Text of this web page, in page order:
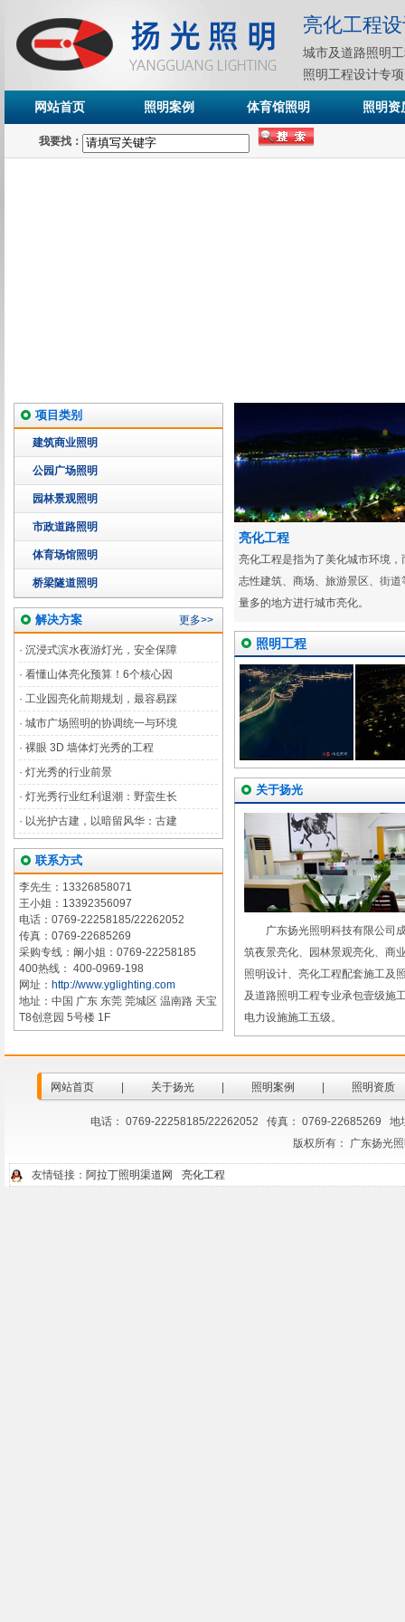
亮化工程
城市及道路照明
照明工程设计专
网站首页 照明案例 体育馆照明 照明资
我要找：
项目类别
建筑商业照明
公园广场照明
园林景观照明
市政道路照明
体育场馆照明
桥梁隧道照明
解决方案 更多>>
· 沉浸式滨水夜游灯光，安全保障
· 看懂山体亮化预算！6个核心因
· 工业园亮化前期规划，最容易踩
· 城市广场照明的协调统一与环境
· 裸眼 3D 墙体灯光秀的工程
· 灯光秀的行业前景
· 灯光秀行业红利退潮：野蛮生长
· 以光护古建，以暗留风华：古建
联系方式
李先生：13326858071
王小姐：13392356097
电话：0769-22258185/22262052
传真：0769-22685269
采购专线：阚小姐：0769-22258185
400热线： 400-0969-198
网址： http://www.yglighting.com
地址：中国 广东 东莞 莞城区 温南路 天宝
T8创意园 5号楼 1F
亮化工程
亮化工程是指为了美化城市环境，
志性建筑、商场、旅游景区、街道
量多的地方进行城市亮化。
照明工程
关于扬光
广东扬光照明科技有限公司成
筑夜景亮化、园林景观亮化、商
照明设计、亮化工程配套施工及
及道路照明工程专业承包壹级施
电力设施施工五级。
网站首页 关于扬光 照明案例 照明资质
电话： 0769-22258185/22262052 传真： 0769-22685269 地
版权所有： 广东扬光
友情链接： 阿拉丁照明渠道网 亮化工程